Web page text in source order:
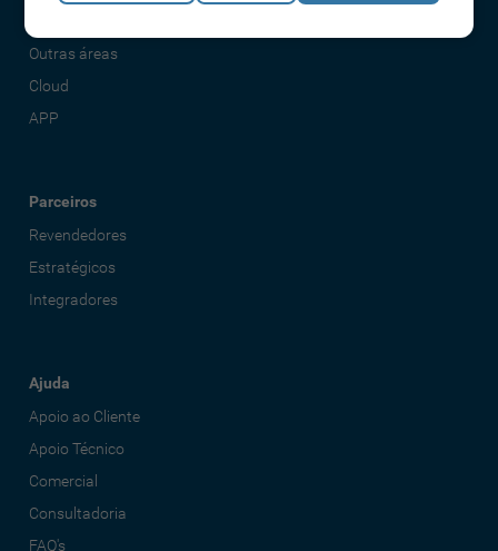
Outras áreas
Cloud
APP
Parceiros
Revendedores
Estratégicos
Integradores
Ajuda
Apoio ao Cliente
Apoio Técnico
Comercial
Consultadoria
FAQ's